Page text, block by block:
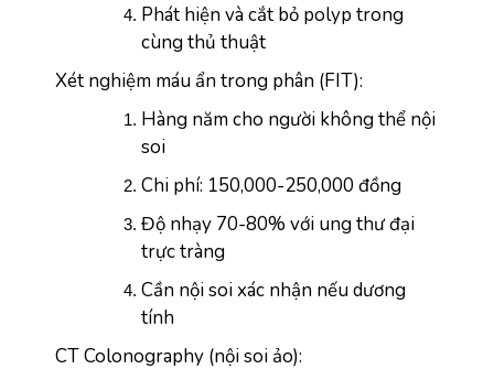
Phát hiện và cắt bỏ polyp trong
cùng thủ thuật
Xét nghiệm máu ẩn trong phân (FIT):
Hàng năm cho người không thể nội
soi
Chi phí: 150,000-250,000 đồng
Độ nhạy 70-80% với ung thư đại
trực tràng
Cần nội soi xác nhận nếu dương
tính
CT Colonography (nội soi ảo):